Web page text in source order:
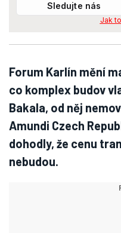
Sledujte nás
Jak
Forum Karlín mění
co komplex budov
Bakala, od něj
Amundi Czech
dohodly, že cenu
nebudou.